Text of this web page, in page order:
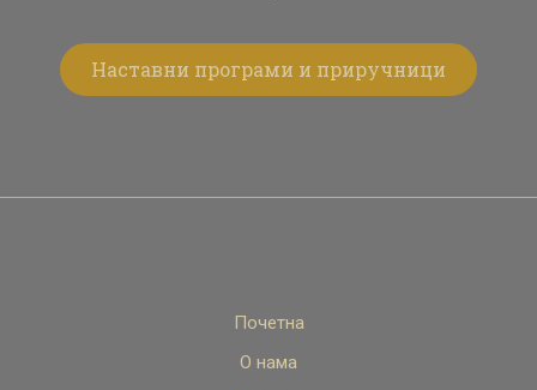
Наставни програми и приручници
Почетна
О нама